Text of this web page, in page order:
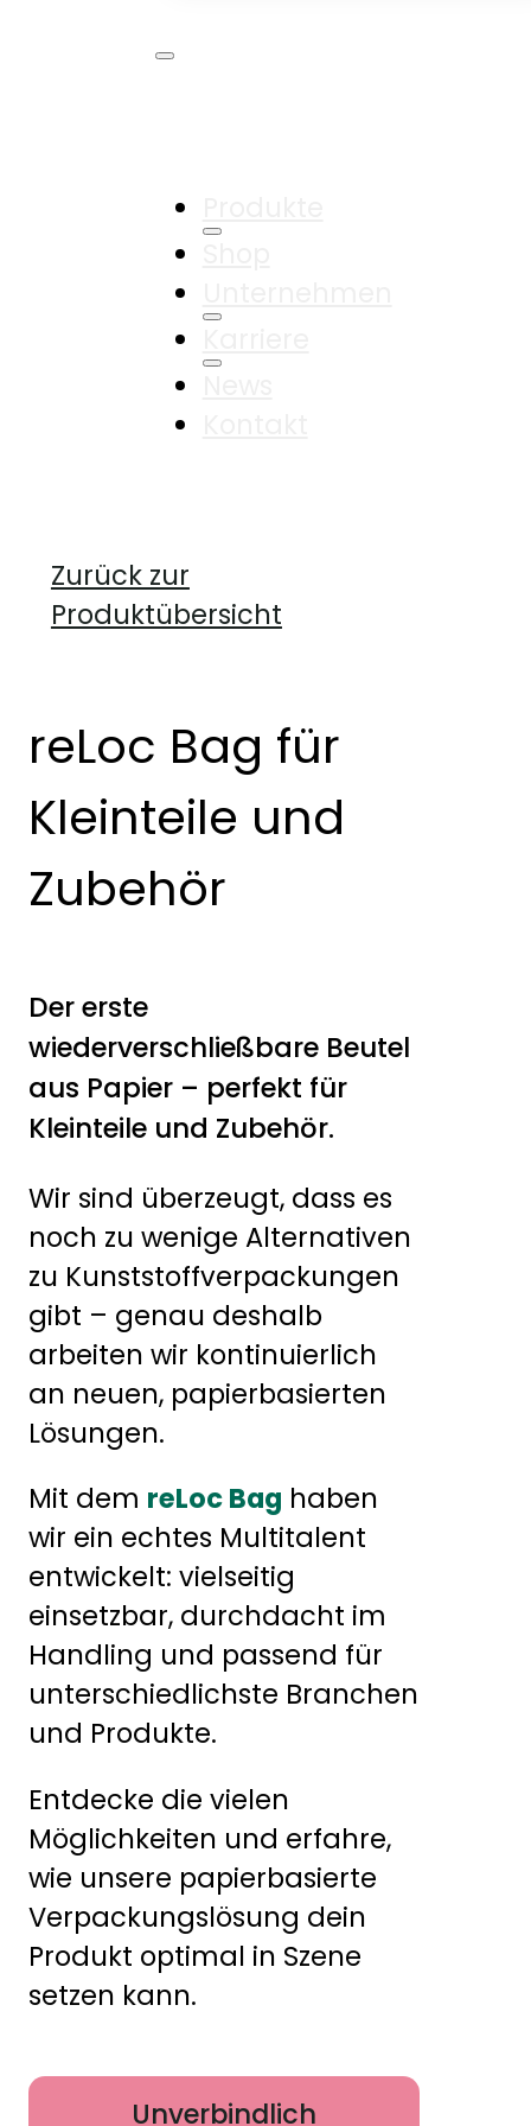
Zurück zur
Produktübersicht
reLoc Bag für
Kleinteile und
Zubehör
Der erste
wiederverschließbare Beutel
aus Papier – perfekt für
Kleinteile und Zubehör.
Wir sind überzeugt, dass es
noch zu wenige Alternativen
zu Kunststoffverpackungen
gibt – genau deshalb
arbeiten wir kontinuierlich
an neuen, papierbasierten
Lösungen.
Mit dem reLoc Bag haben
wir ein echtes Multitalent
entwickelt: vielseitig
einsetzbar, durchdacht im
Handling und passend für
unterschiedlichste Branchen
und Produkte.
Entdecke die vielen
Möglichkeiten und erfahre,
wie unsere papierbasierte
Verpackungslösung dein
Produkt optimal in Szene
setzen kann.
Unverbindlich